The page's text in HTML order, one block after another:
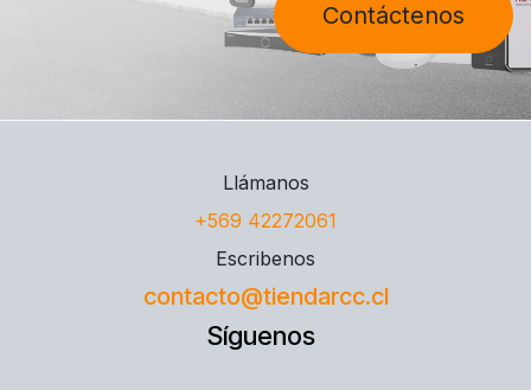
Contáctenos
Llámanos
+569 42272061
Escribenos
contacto@tiendarcc.cl
Síguenos